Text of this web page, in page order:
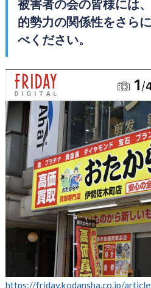
被害者の会の皆様には
的勢力の関係性をさら
べください。
https://friday.kodansha.co.jp/